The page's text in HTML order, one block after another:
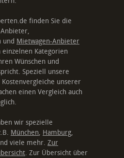
finden Sie die
und Mietwagen-Anbieter
Kategorien
Wünschen und
Speziell unsere
unserer
einen Vergleich auch
wir spezielle
München, Hamburg,
viele mehr. Zur
. Zur Übersicht über